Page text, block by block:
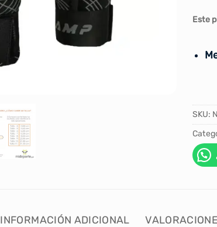
Este
SKU:
INFORMACIÓN ADICIONAL